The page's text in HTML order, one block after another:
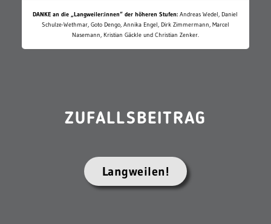
DANKE an die „Langweiler:innen“ der höheren Stufen: Andreas Wedel, Daniel
Schulze-Wethmar, Goto Dengo, Annika Engel, Dirk Zimmermann, Marcel
Nasemann, Kristian Gäckle und Christian Zenker.
ZUFALLSBEITRAG
Langweilen!